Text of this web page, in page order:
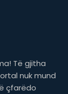
Të gjitha
nuk mund
çfarëdo